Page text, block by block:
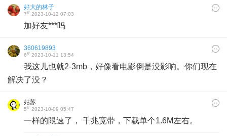
好大的林子
7# 2023-10-12 07:03
加好友***吗
360619893
6# 2023-10-11 13:54
我这儿也就2-3mb，好像看电影倒是没影响。你们现在
解决了没？
姑苏
5# 2023-10-09 05:47
一样的限速了， 千兆宽带，下载单个1.6M左右。